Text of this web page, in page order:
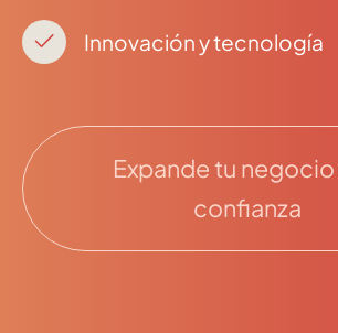
Innovación y tecnología
Expande tu
confianza